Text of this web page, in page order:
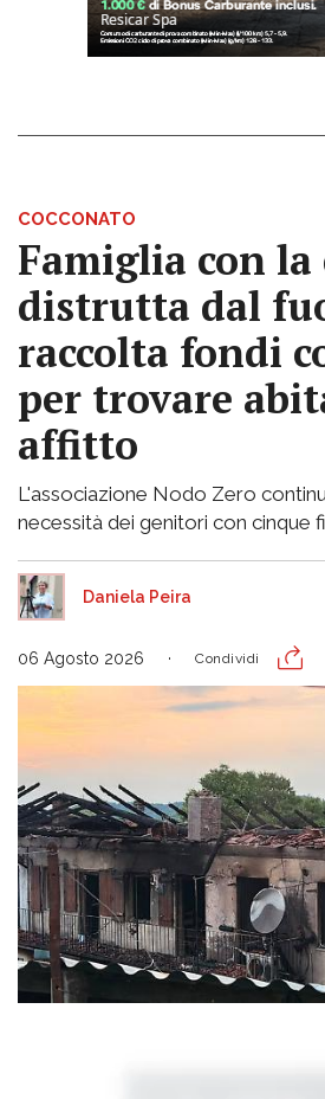
COCCONATO
Famiglia con la
distrutta dal
raccolta fondi
per trovare
affitto
L'associazione Nodo Zero
necessità dei genitori con cinque
Daniela Peira
06 Agosto 2026 Condividi